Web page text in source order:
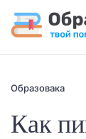
Образовака
Как